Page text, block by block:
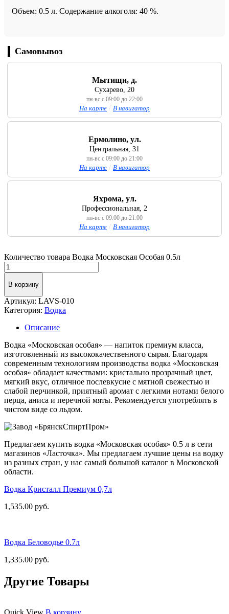
Объем: 0.5 л. Содержание алкоголя: 40 %.
Самовывоз
Мытищи, д.
Сухарево, 20
пн-вс с 09:00 до 22:00
На карте / В навигатор
Ермолино, ул.
Центральная, 31
пн-вс с 09:00 до 21:00
На карте / В навигатор
Яхрома, ул.
Профессиональная, 2
пн-вс с 09:00 до 21:00
На карте / В навигатор
Количество товара Водка Московская Особая 0.5л
В корзину
Артикул: LAVS-010
Категория: Водка
Описание
Водка «Московская особая» — напиток премиум класса,
изготовленный из высококачественного сырья. Благодаря
современным технологиям производства водка «Московская
особая» обладает качествами: кристально прозрачный цвет,
мягкий вкус, отличное послевкусие с мятной свежестью и
слабой перчинкой, приятный аромат с легкими нотами белого
перца, аниса и перечной мяты. Рекомендуется употреблять в
чистом виде со льдом.
Предлагаем купить водка «Московская особая» 0.5 л в сети
магазинов «Ласточка». Мы предлагаем лучшие цены на водку
из разных стран, у нас самый большой каталог в Московской
области.
Водка Кристалл Премиум 0,7л
1,535.00 руб.
Водка Беловодье 0.7л
1,335.00 руб.
Другие Товары